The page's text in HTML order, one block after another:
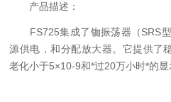
产品描述：
FS725集成了铷振荡器（SRS型
源供电，和分配放大器。它提供了
老化小于5×10-9和*过20万小时*的显